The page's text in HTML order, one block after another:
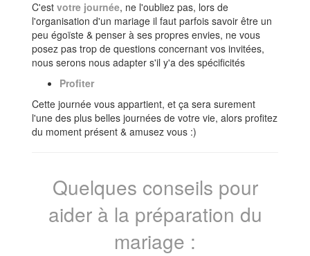
C'est votre journée, ne l'oubliez pas, lors de
l'organisation d'un mariage il faut parfois savoir être un
peu égoïste & penser à ses propres envies, ne vous
posez pas trop de questions concernant vos invitées,
nous serons nous adapter s'il y'a des spécificités
Profiter
Cette journée vous appartient, et ça sera surement
l'une des plus belles journées de votre vie, alors profitez
du moment présent & amusez vous :)
Quelques conseils pour
aider à la préparation du
mariage :